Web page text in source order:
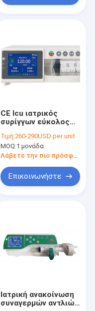
CE Icu ιατρικός
συρίγγων εύκολος
συναγερμών αντλιών
πολλαπλάσιος
Τιμή:260-290USD per unit
MOQ:1 μονάδα
Επικοινωνήστε
Ιατρική ανακοίνωση
συναγερμών αντλιών